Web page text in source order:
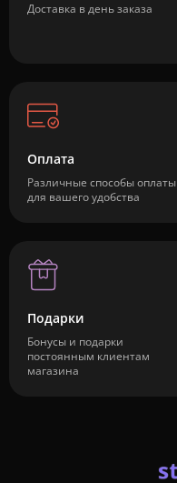
Доставка в день заказа
Оплата
Различные способы оплаты
для вашего удобства
Подарки
Бонусы и подарки
постоянным клиентам
магазина